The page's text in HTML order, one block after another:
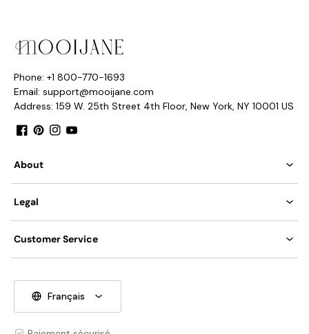
Type de base de source lumineuse : G9 (comme indiqué ci-
dessous)
Puissance : ~3 W
Tension : CA 110-240 V
Environnement : intérieur
Phone: +1 800-770-1693
Email: support@mooijane.com
Address: 159 W. 25th Street 4th Floor, New York, NY 10001 US
About
Legal
Customer Service
Français